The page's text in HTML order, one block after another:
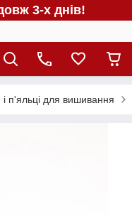
3-х днів!
і п'яльці для вишивання